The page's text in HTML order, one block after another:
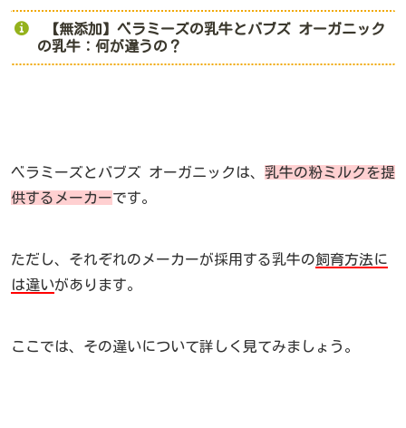
【無添加】ベラミーズの乳牛とバブズ オーガニック
の乳牛：何が違うの？
ベラミーズとバブズ オーガニックは、 乳牛の粉ミルクを提
供するメーカーです。
ただし、それぞれのメーカーが採用する乳牛の飼育方法に
は違いがあります。
ここでは、その違いについて詳しく見てみましょう。